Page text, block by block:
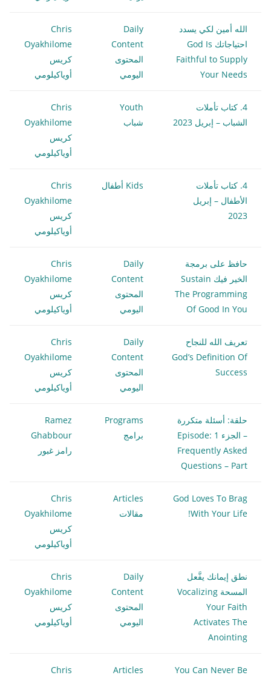
الله أمين لكي يسدد
احتياجاتك God Is
Faithful to Supply
Your Needs
Daily
Content
المحتوى
اليومي
Chris
Oyakhilome
كريس
أوياكيلومي
4. كتاب تأملات
الشباب – إبريل 2023
Youth
شباب
Chris
Oyakhilome
كريس
أوياكيلومي
4. كتاب تأملات
الأطفال – إبريل
2023
Kids أطفال
Chris
Oyakhilome
كريس
أوياكيلومي
حافظ على برمجة
الخير فيك Sustain
The Programming
Of Good In You
Daily
Content
المحتوى
اليومي
Chris
Oyakhilome
كريس
أوياكيلومي
تعريف الله للنجاح
God’s Definition Of
Success
Daily
Content
المحتوى
اليومي
Chris
Oyakhilome
كريس
أوياكيلومي
حلقة: أسئلة متكررة
– الجزء 1 Episode:
Frequently Asked
Questions – Part
Programs
برامج
Ramez
Ghabbour
رامز غبور
God Loves To Brag
With Your Life!
Articles
مقالات
Chris
Oyakhilome
كريس
أوياكيلومي
نطق إيمانك يفَّعل
المسحة Vocalizing
Your Faith
Activates The
Anointing
Daily
Content
المحتوى
اليومي
Chris
Oyakhilome
كريس
أوياكيلومي
You Can Never Be
Articles
Chris